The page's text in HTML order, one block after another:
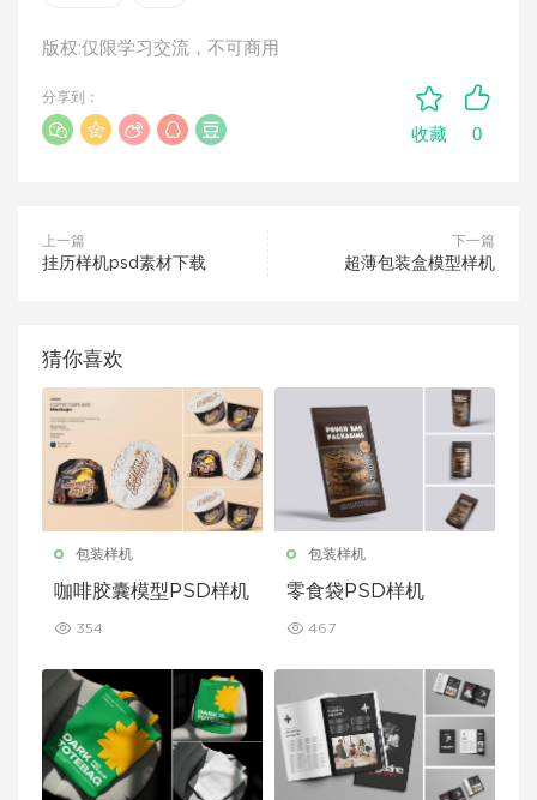
版权:仅限学习交流，不可商用
收藏 0
分享到：
上一篇
挂历样机psd素材下载
下一篇
超薄包装盒模型样机
猜你喜欢
包装样机
咖啡胶囊模型PSD样机
354
包装样机
零食袋PSD样机
467